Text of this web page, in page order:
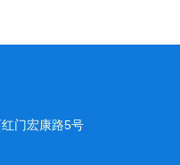
门宏康路5号